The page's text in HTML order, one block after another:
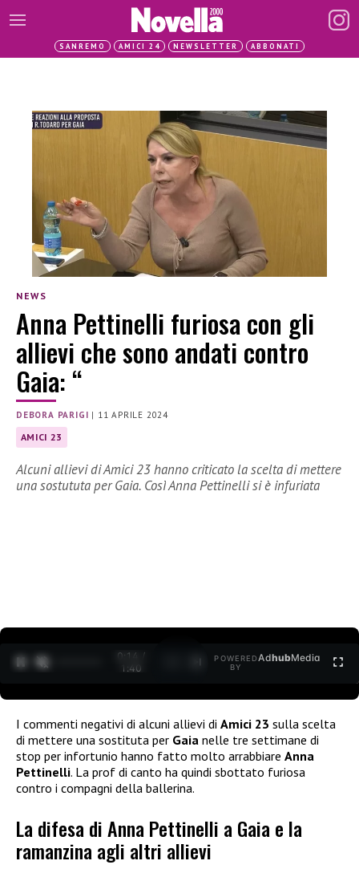
SANREMO AMICI 24 NEWSLETTER ABBONATI
NEWS
Anna Pettinelli furiosa con gli
allievi che sono andati contro
Gaia: “
DEBORA PARIGI | 11 APRILE 2024
AMICI 23
Alcuni allievi di Amici 23 hanno criticato la scelta di mettere
una sostututa per Gaia. Così Anna Pettinelli si è infuriata
0:15 /
1:40
POWERED
BY
AdhubMedia
I commenti negativi di alcuni allievi di Amici 23 sulla scelta
di mettere una sostituta per Gaia nelle tre settimane di
stop per infortunio hanno fatto molto arrabbiare Anna
Pettinelli. La prof di canto ha quindi sbottato furiosa
contro i compagni della ballerina.
La difesa di Anna Pettinelli a Gaia e la
ramanzina agli altri allievi